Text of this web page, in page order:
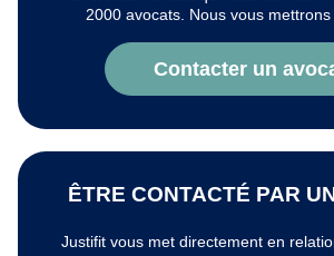
2000 avocats. Nous vous mettrons
Contacter un
ÊTRE CONTACTÉ PAR
Justifit vous met directement en